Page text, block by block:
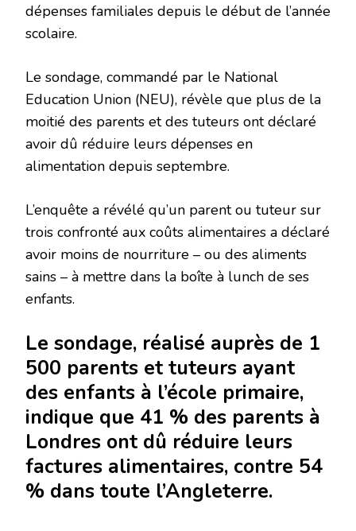
dépenses familiales depuis le début de l’année
scolaire.
Le sondage, commandé par le National
Education Union (NEU), révèle que plus de la
moitié des parents et des tuteurs ont déclaré
avoir dû réduire leurs dépenses en
alimentation depuis septembre.
L’enquête a révélé qu’un parent ou tuteur sur
trois confronté aux coûts alimentaires a déclaré
avoir moins de nourriture – ou des aliments
sains – à mettre dans la boîte à lunch de ses
enfants.
Le sondage, réalisé auprès de 1
500 parents et tuteurs ayant
des enfants à l’école primaire,
indique que 41 % des parents à
Londres ont dû réduire leurs
factures alimentaires, contre 54
% dans toute l’Angleterre.